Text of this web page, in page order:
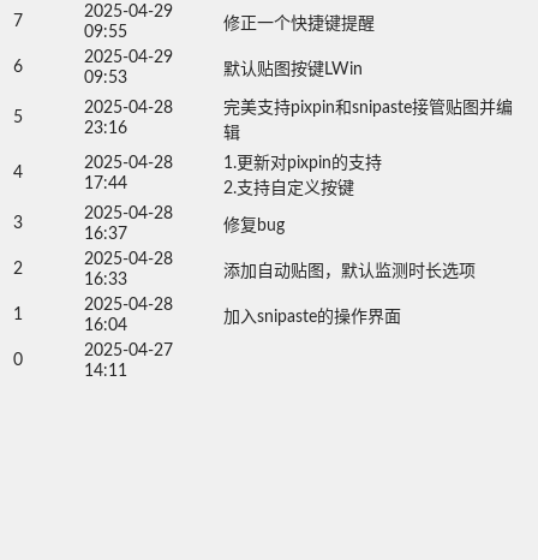
7
2025-04-29
09:55
修正一个快捷键提醒
6
2025-04-29
09:53
默认贴图按键LWin
5
2025-04-28
23:16
完美支持pixpin和snipaste接管贴图并编
辑
4
2025-04-28
17:44
1.更新对pixpin的支持
2.支持自定义按键
3
2025-04-28
16:37
修复bug
2
2025-04-28
16:33
添加自动贴图，默认监测时长选项
1
2025-04-28
16:04
加入snipaste的操作界面
0
2025-04-27
14:11